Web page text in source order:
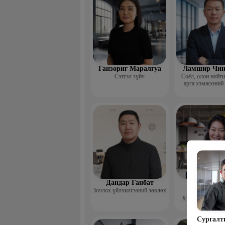
Ганзориг Маралгуа
Сэтгэл зүйч
Ламшир
Соёл, олон
арга хэмжээний
Дандар Ганбат
Зочлох үйлчилгээний зөвлөх
Хүний нөөцийн